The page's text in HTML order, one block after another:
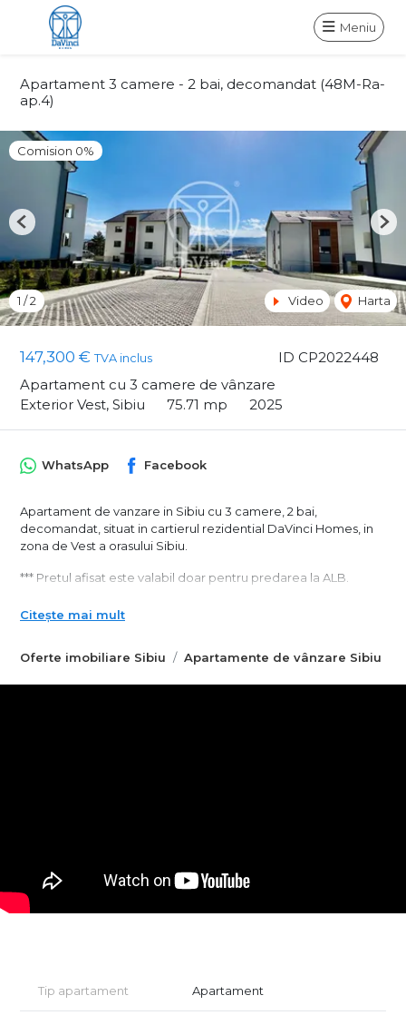
Meniu
Apartament 3 camere - 2 bai, decomandat (48M-Ra-
ap.4)
ID CP2022448
147,300 € TVA inclus
Apartament cu 3 camere de vânzare
Exterior Vest, Sibiu
75.71 mp 2025
Comision 0%
1 /2 Video Harta
Previous
Oferte imobiliare Sibiu Apartamente de vânzare Sibiu
WhatsApp Facebook
Apartament de vanzare in Sibiu cu 3 camere, 2 bai,
decomandat, situat in cartierul rezidential DaVinci Homes, in
zona de Vest a orasului Sibiu.
*** Pretul afisat este valabil doar pentru predarea la ALB.
Exista si urmatoarele optiuni de predare:
- La alb, la pretul de 147.300 euro
- predare la stadiul de finisat la cheie.
Avantaje ansamblu rezidential DaVinci Homes:
Comision 0 la achizitionare.
Citește mai mult
Tip apartament Apartament